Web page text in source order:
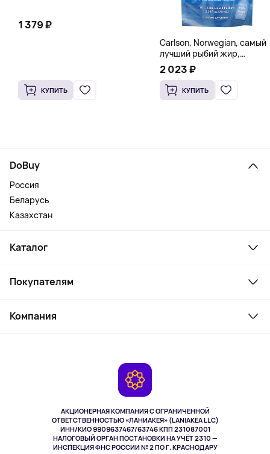
1 379 ₽
КУПИТЬ
Carlson, Norwegian, самый
лучший рыбий жир,
натуральный лимон, 15
пакетиков (5 мл) каждый
2 023 ₽
КУПИТЬ
АКЦИОНЕРНАЯ КОМПАНИЯ С ОГРАНИЧЕННОЙ
ОТВЕТСТВЕННОСТЬЮ «ЛАНИАКЕЯ» (LANIAKEA LLC)
ИНН/КИО 9909637467/63746 КПП 231087001
НАЛОГОВЫЙ ОРГАН ПОСТАНОВКИ НА УЧЁТ 2310 —
ИНСПЕКЦИЯ ФНС РОССИИ № 2 ПО Г. КРАСНОДАРУ
DoBuy
Россия
Беларусь
Казахстан
Каталог
Ноутбуки, мониторы, VR
Косметика и уход
Здоровье питомцев
Покупателям
Как заказать
Компания